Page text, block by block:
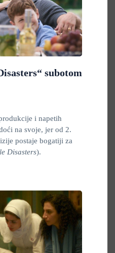
subotom
i napetih
na svoje, jer od 2.
postaje bogatiji za
Disasters).